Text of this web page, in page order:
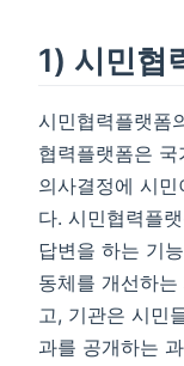
1) 시민협
시민협력플랫폼
협력플랫폼은
의사결정에 시
다. 시민협력플
답변을 하는 기
동체를 개선하
고, 기관은 시민
과를 공개하는